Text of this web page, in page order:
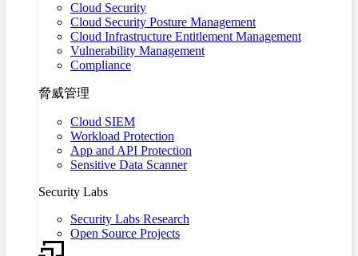
Cloud Security
Cloud Security Posture Management
Cloud Infrastructure Entitlement Management
Vulnerability Management
Compliance
脅威管理
Cloud SIEM
Workload Protection
App and API Protection
Sensitive Data Scanner
Security Labs
Security Labs Research
Open Source Projects